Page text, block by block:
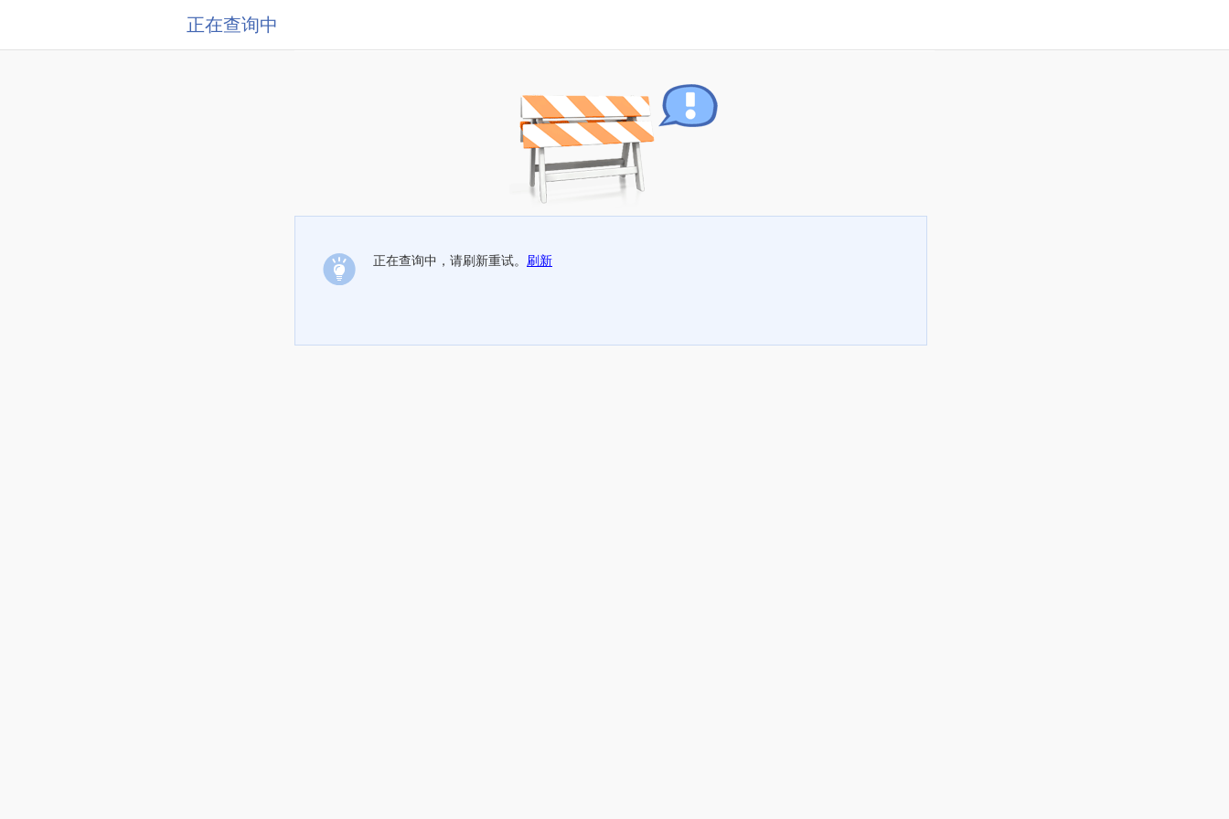
正在查询中
正在查询中，请刷新重试。 刷新